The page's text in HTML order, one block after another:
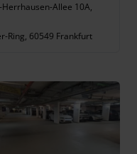
Allee 10A,
Ring, 60549 Frankfurt